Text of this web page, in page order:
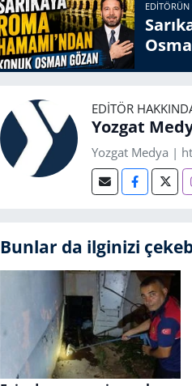
EDITÖRÜN
EDITÖR
Yozgat
Yozgat Medya |
Bunlar da ilginizi